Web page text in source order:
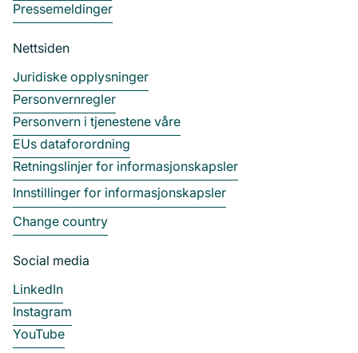
Pressemeldinger
Nettsiden
Juridiske opplysninger
Personvernregler
Personvern i tjenestene våre
EUs dataforordning
Retningslinjer for informasjonskapsler
Innstillinger for informasjonskapsler
Change country
Social media
LinkedIn
Instagram
YouTube